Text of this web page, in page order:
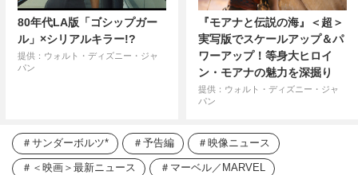
80年代LA版「ゴシップガー
ル」×シリアルキラー!?
提供：ウォルト・ディズニー・ジャ
パン
『モアナと伝説の海』＜超＞
実写版でスケールアップ＆パ
ワーアップ！等身大ヒロイ
ン・モアナの魅力を深掘り
提供：ウォルト・ディズニー・ジャ
パン
サンダーボルツ* 予告編 映像ニュース
＜映画＞最新ニュース マーベル／MARVEL